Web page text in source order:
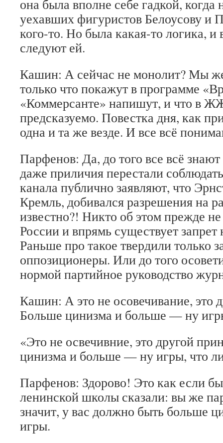
она была вполне себе гадкой, когда
уехавших фигуристов Белоусову и
кого-то. Но была какая-то логика, и
следуют ей.
Кашин: А сейчас не монолит? Мы
только что покажут в программе
«Коммерсанте» напишут, и что в
предсказуемо. Повестка дня, как
одна и та же везде. И все всё
Парфенов: Да, до того все всё
даже приличия перестали
канала публично заявляют, что
Кремль, добивался разрешения на
известно?! Никто об этом прежде
России и впрямь существует
Раньше про такое твердили только
оппозиционеры. Или до того
нормой партийное руководство
Кашин: А это не осовечивание, это
Больше цинизма и больше — ну
«Это не освечивние, это другой
цинизма и больше — ну игры, что
Парфенов: Здорово! Это как если
ленинской школы сказали: вы же
значит, у вас должно быть больше
игры.